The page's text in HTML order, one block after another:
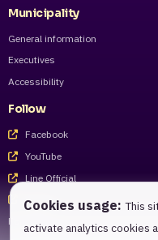
Municipality
General information
Executives
Accessibility
Follow
Facebook
YouTube
Line Official
Tiktok
For staff
Cookies usage: This
activate analytics cookies